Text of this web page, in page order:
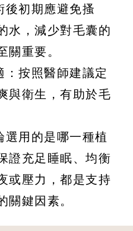
後初期應避免搔
水，減少對毛囊的
重要。
：按照醫師建議定
與衛生，有助於毛
選用的是哪一種植
證充足睡眠、均衡
或壓力，都是支持
鍵因素。